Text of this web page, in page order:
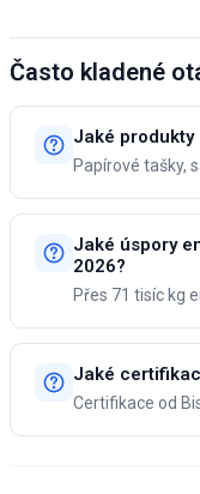
Často kladené
Jaké produkty
Papírové tašky,
Jaké úspory
2026?
Přes 71 tisíc kg
Jaké
Certifikace od